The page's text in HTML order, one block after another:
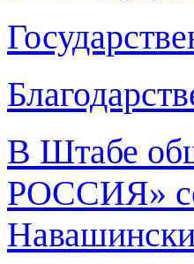
В Штабе
РОССИЯ»